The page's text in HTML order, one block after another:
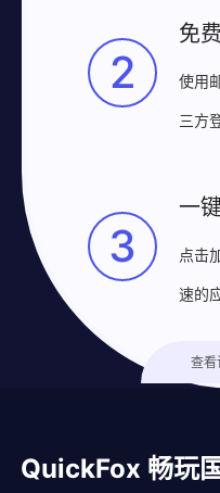
2
免
使用
三方
3
一
点击
速的
查看
QuickFox 畅玩